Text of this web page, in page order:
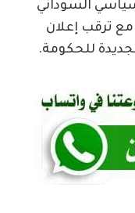
السوداني
مع ترقب إعلان
للحكومة.